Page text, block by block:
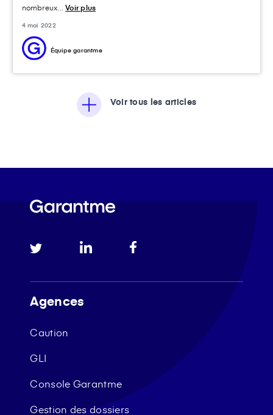
nombreux...Voir plus
4 mai 2022
Équipe garantme
Voir tous les articles
Agences
Caution
GLI
Console Garantme
Gestion des dossiers